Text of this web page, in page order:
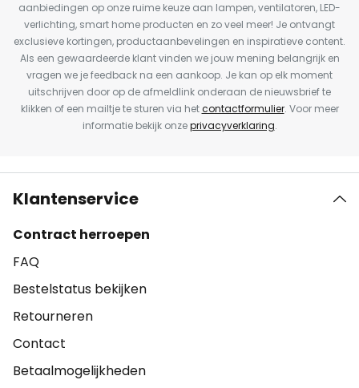
aanbiedingen op onze ruime keuze aan lampen, ventilatoren, LED-
verlichting, smart home producten en zo veel meer! Je ontvangt
exclusieve kortingen, productaanbevelingen en inspiratieve content.
Als een gewaardeerde klant vinden we jouw mening belangrijk en
vragen we je feedback na een aankoop. Je kan op elk moment
uitschrijven door op de afmeldlink onderaan de nieuwsbrief te
klikken of een mailtje te sturen via hetcontactformulier. Voor meer
informatie bekijk onzeprivacyverklaring.
Klantenservice
Contract herroepen
FAQ
Bestelstatus bekijken
Retourneren
Contact
Betaalmogelijkheden